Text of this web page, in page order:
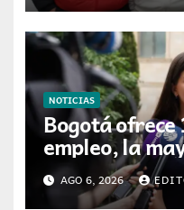
NOTICIAS
Bogotá ofrece
empleo, la
experiencia
AGO 6, 2026